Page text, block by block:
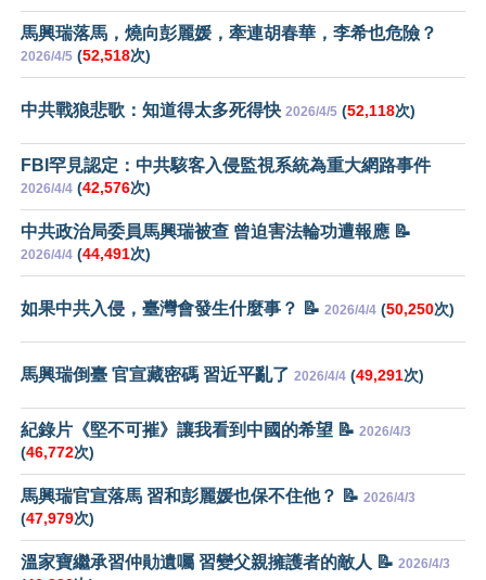
馬興瑞落馬，燒向彭麗媛，牽連胡春華，李希也危險？
2026/4/5 (52,518次)
中共戰狼悲歌：知道得太多死得快 2026/4/5 (52,118次)
FBI罕見認定：中共駭客入侵監視系統為重大網路事件
2026/4/4 (42,576次)
中共政治局委員馬興瑞被查 曾迫害法輪功遭報應 📝
2026/4/4 (44,491次)
如果中共入侵，臺灣會發生什麼事？ 📝 2026/4/4 (50,250次)
馬興瑞倒臺 官宣藏密碼 習近平亂了 2026/4/4 (49,291次)
紀錄片《堅不可摧》讓我看到中國的希望 📝 2026/4/3
(46,772次)
馬興瑞官宣落馬 習和彭麗媛也保不住他？ 📝 2026/4/3
(47,979次)
溫家寶繼承習仲勛遺囑 習變父親擁護者的敵人 📝 2026/4/3